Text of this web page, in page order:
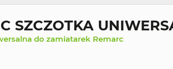
SZCZOTKA
do zamiatarek Remarc